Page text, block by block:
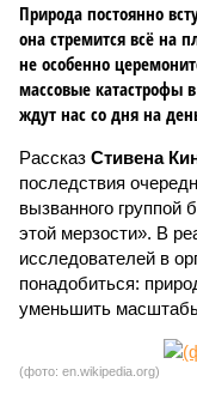
Природа постоянно
она стремится всё на
не особенно
массовые катастрофы
ждут нас со дня на
Рассказ Стивена
последствия
вызванного группой
этой мерзости». В
исследователей в
понадобиться:
уменьшить
(фото: en.wikipedia.org)